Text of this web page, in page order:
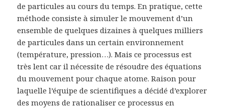
de particules au cours du temps. En pratique, cette
méthode consiste à simuler le mouvement d’un
ensemble de quelques dizaines à quelques milliers
de particules dans un certain environnement
(température, pression…). Mais ce processus est
très lent car il nécessite de résoudre des équations
du mouvement pour chaque atome. Raison pour
laquelle l’équipe de scientifiques a décidé d’explorer
des moyens de rationaliser ce processus en